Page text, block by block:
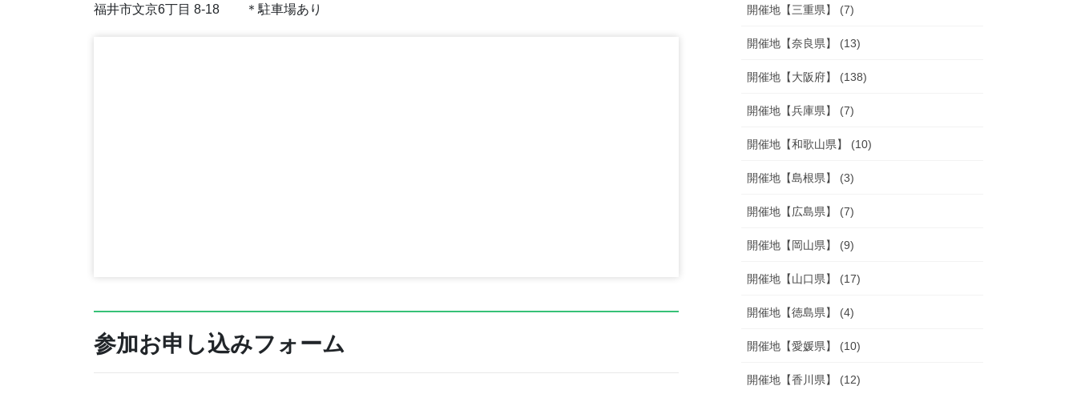
福井市文京6丁目 8-18 ＊駐車場あり
参加お申し込みフォーム
開催地【三重県】 (7)
開催地【奈良県】 (13)
開催地【大阪府】 (138)
開催地【兵庫県】 (7)
開催地【和歌山県】 (10)
開催地【島根県】 (3)
開催地【広島県】 (7)
開催地【岡山県】 (9)
開催地【山口県】 (17)
開催地【徳島県】 (4)
開催地【愛媛県】 (10)
開催地【香川県】 (12)